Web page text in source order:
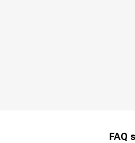
FAQ